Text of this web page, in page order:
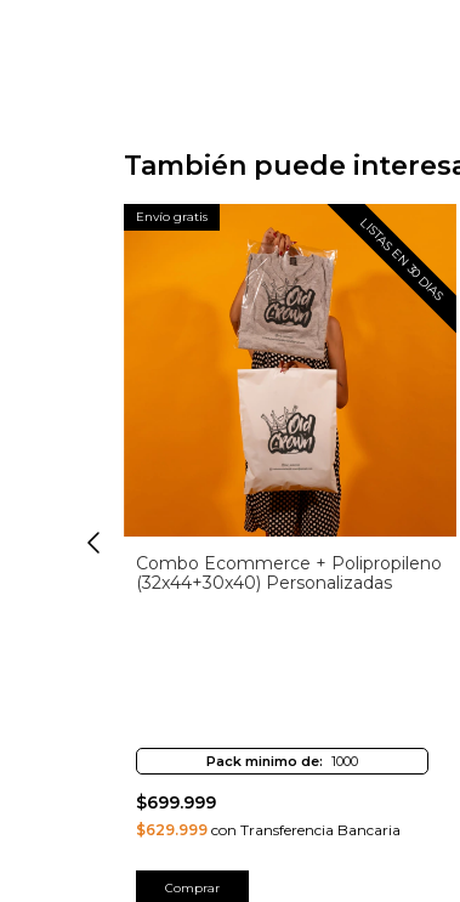
También puede
Envío gratis LISTAS EN 30 DIAS
Combo Ecommerce + Polipropileno
(32x44+30x40) Personalizadas
Pack minimo de: 1000
$699.999
$629.999 con Transferencia Bancaria
Comprar